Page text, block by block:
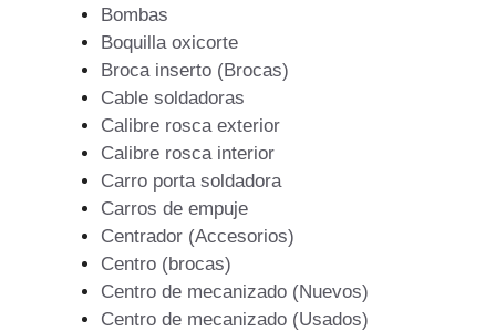
Bombas
Boquilla oxicorte
Broca inserto (Brocas)
Cable soldadoras
Calibre rosca exterior
Calibre rosca interior
Carro porta soldadora
Carros de empuje
Centrador (Accesorios)
Centro (brocas)
Centro de mecanizado (Nuevos)
Centro de mecanizado (Usados)